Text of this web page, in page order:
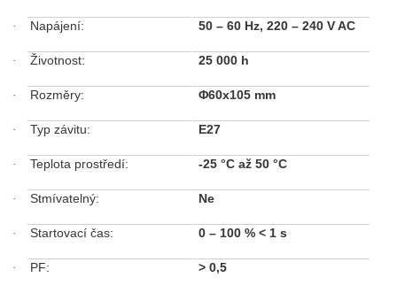
· Napájení: 50 – 60 Hz, 220 – 240 V AC
· Životnost: 25 000 h
· Rozměry: Φ60x105 mm
· Typ závitu: E27
· Teplota prostředí: -25 °C až 50 °C
· Stmívatelný: Ne
· Startovací čas: 0 – 100 %< 1 s
· PF: >0,5